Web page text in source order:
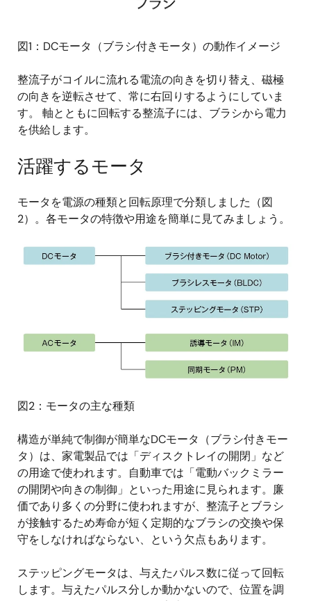
図1：DCモータ（ブラシ付きモータ）の動作イメージ
整流子がコイルに流れる電流の向きを切り替え、磁極
の向きを逆転させて、常に右回りするようにしていま
す。 軸とともに回転する整流子には、ブラシから電力
を供給します。
活躍するモータ
モータを電源の種類と回転原理で分類しました（図
2）。各モータの特徴や用途を簡単に見てみましょう。
図2：モータの主な種類
構造が単純で制御が簡単なDCモータ（ブラシ付きモー
タ）は、家電製品では「ディスクトレイの開閉」など
の用途で使われます。自動車では「電動バックミラー
の開閉や向きの制御」といった用途に見られます。廉
価であり多くの分野に使われますが、整流子とブラシ
が接触するため寿命が短く定期的なブラシの交換や保
守をしなければならない、という欠点もあります。
ステッピングモータは、与えたパルス数に従って回転
します。与えたパルス分しか動かないので、位置を調